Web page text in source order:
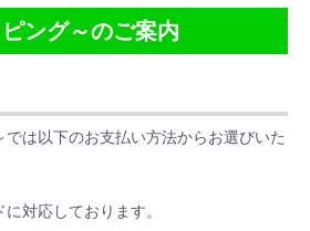
ング～のご案内
では以下のお支払い方法からお選びいた
対応しております。